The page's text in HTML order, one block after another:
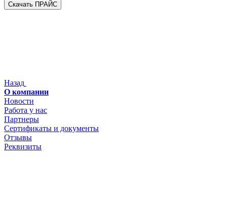
Скачать ПРАЙС
Назад
О компании
Новости
Работа у нас
Партнеры
Сертификаты и документы
Отзывы
Реквизиты